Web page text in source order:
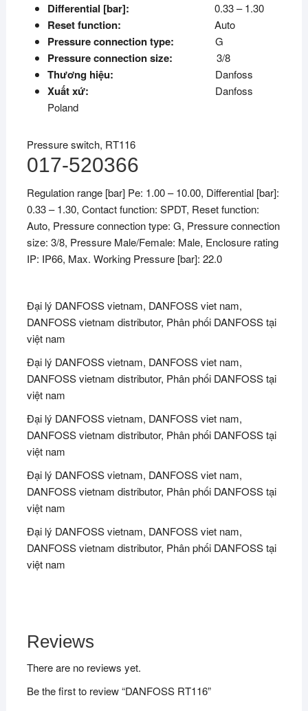
Differential [bar]: 0.33 – 1.30
Reset function: Auto
Pressure connection type: G
Pressure connection size: 3/8
Thương hiệu: Danfoss
Xuất xứ: Danfoss
Poland
Pressure switch, RT116
017-520366
Regulation range [bar] Pe: 1.00 – 10.00, Differential [bar]:
0.33 – 1.30, Contact function: SPDT, Reset function:
Auto, Pressure connection type: G, Pressure connection
size: 3/8, Pressure Male/Female: Male, Enclosure rating
IP: IP66, Max. Working Pressure [bar]: 22.0
Đại lý DANFOSS vietnam, DANFOSS viet nam,
DANFOSS vietnam distributor, Phân phối DANFOSS tại
việt nam
Đại lý DANFOSS vietnam, DANFOSS viet nam,
DANFOSS vietnam distributor, Phân phối DANFOSS tại
việt nam
Đại lý DANFOSS vietnam, DANFOSS viet nam,
DANFOSS vietnam distributor, Phân phối DANFOSS tại
việt nam
Đại lý DANFOSS vietnam, DANFOSS viet nam,
DANFOSS vietnam distributor, Phân phối DANFOSS tại
việt nam
Đại lý DANFOSS vietnam, DANFOSS viet nam,
DANFOSS vietnam distributor, Phân phối DANFOSS tại
việt nam
Reviews
There are no reviews yet.
Be the first to review “DANFOSS RT116”